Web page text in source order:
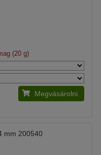
(20 g)
Megvásárolni
mm 200540